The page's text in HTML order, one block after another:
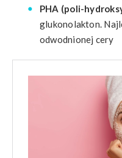
PHA (poli-
glukonolakton.
odwodnionej cery